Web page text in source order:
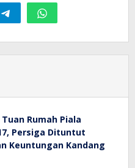
Rumah Piala
Persiga Dituntut
Keuntungan Kandang